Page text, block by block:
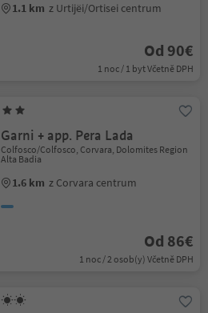
1.1 km z Urtijëi/Ortisei centrum
Od 90€
1 noc / 1 byt Včetně DPH
Garni + app. Pera Lada
Colfosco/Colfosco, Corvara, Dolomites Region
Alta Badia
1.6 km z Corvara centrum
Od 86€
1 noc / 2 osob(y) Včetně DPH